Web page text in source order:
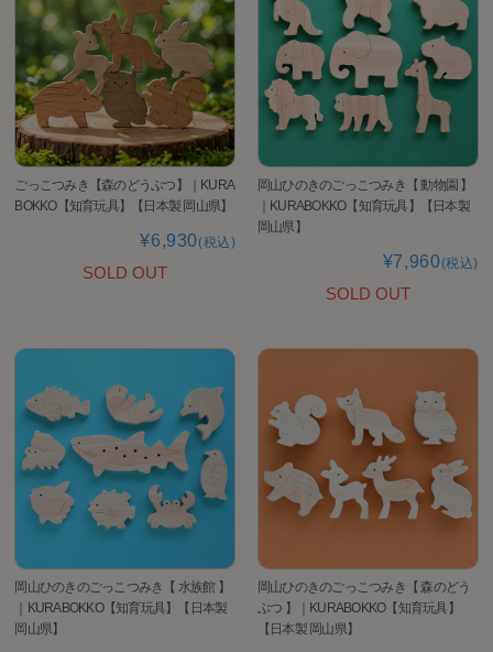
ごっこつみき【森のどうぶつ】｜KURA
BOKKO【知育玩具】【日本製 岡山県】
¥6,930(税込)
SOLD OUT
岡山ひのきのごっこつみき【 動物園 】
｜KURABOKKO【知育玩具】【日本製
岡山県】
¥7,960(税込)
SOLD OUT
岡山ひのきのごっこつみき【 水族館 】
｜KURABOKKO【知育玩具】【日本製
岡山県】
岡山ひのきのごっこつみき【 森のどう
ぶつ 】｜KURABOKKO【知育玩具】
【日本製 岡山県】